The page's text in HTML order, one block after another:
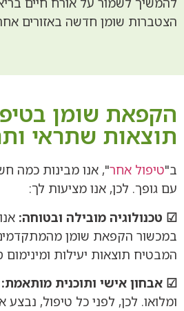
הצטברות שומן חדשה באזורים
הקפאת שומן
תוצאות שתראי
ב"טיפול אחר", אנו מבינות כמה
עם גופך. לכן, אנו מציעות לך:
☑ טכנולוגיה מובילה ובטוחה:
במכשור הקפאת שומן
המבטיח תוצאות יעילות ומינימום
☑ אבחון אישי ותוכנית מותאמת:
ומלואו. לכן, לפני כל טיפול,